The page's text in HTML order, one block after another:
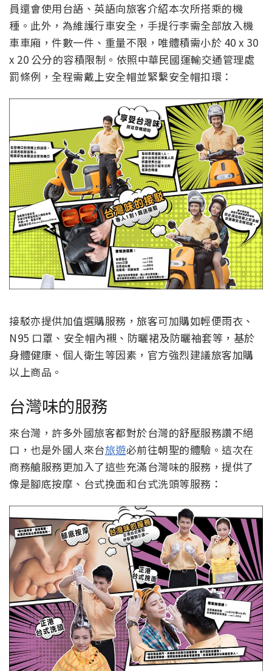
員還會使用台語、英語向旅客介紹本次所搭乘的機
種。此外，為維護行車安全，手提行李需全部放入機
車車廂，件數一件、重量不限，唯體積需小於 40 x 30
x 20 公分的容積限制。依照中華民國運輸交通管理處
罰條例，全程需戴上安全帽並緊繫安全帽扣環：
接駁亦提供加值選購服務，旅客可加購如輕便雨衣、
N95 口罩、安全帽內襯、防曬裙及防曬袖套等，基於
身體健康、個人衛生等因素，官方強烈建議旅客加購
以上商品。
台灣味的服務
來台灣，許多外國旅客都對於台灣的舒壓服務讚不絕
口，也是外國人來台旅遊必前往朝聖的體驗。這次在
商務艙服務更加入了這些充滿台灣味的服務，提供了
像是腳底按摩、台式挽面和台式洗頭等服務：